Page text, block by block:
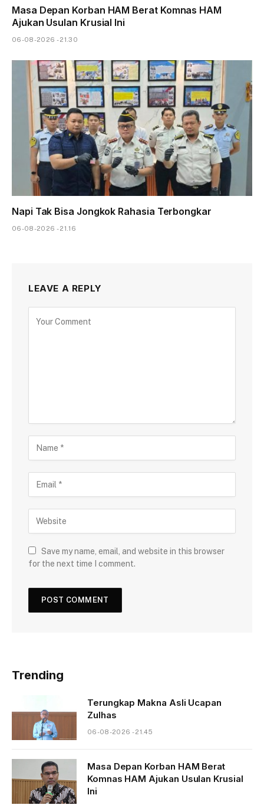
Masa Depan Korban HAM Berat Komnas HAM
Ajukan Usulan Krusial Ini
06-08-2026 - 21.30
Napi Tak Bisa Jongkok Rahasia Terbongkar
06-08-2026 - 21.16
LEAVE A REPLY
Save my name, email, and website in this browser
for the next time I comment.
Trending
Terungkap Makna Asli Ucapan
Zulhas
06-08-2026 - 21.45
Masa Depan Korban HAM Berat
Komnas HAM Ajukan Usulan Krusial
Ini